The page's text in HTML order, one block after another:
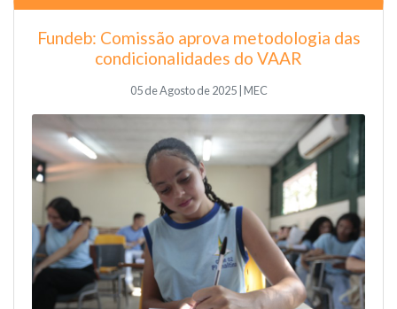
Fundeb: Comissão aprova metodologia das
condicionalidades do VAAR
05 de Agosto de 2025 | MEC